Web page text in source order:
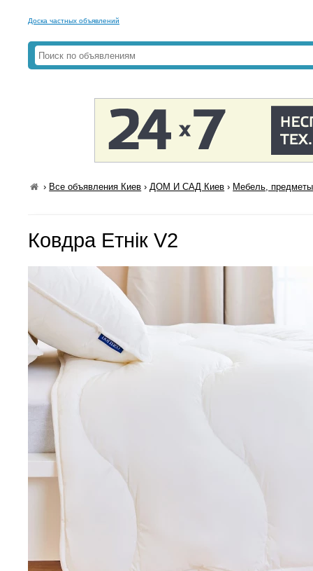
Доска частных объявлений
› Все объявления Киев ›ДОМ И САД Киев › Мебель,
Ковдра Етнік V2